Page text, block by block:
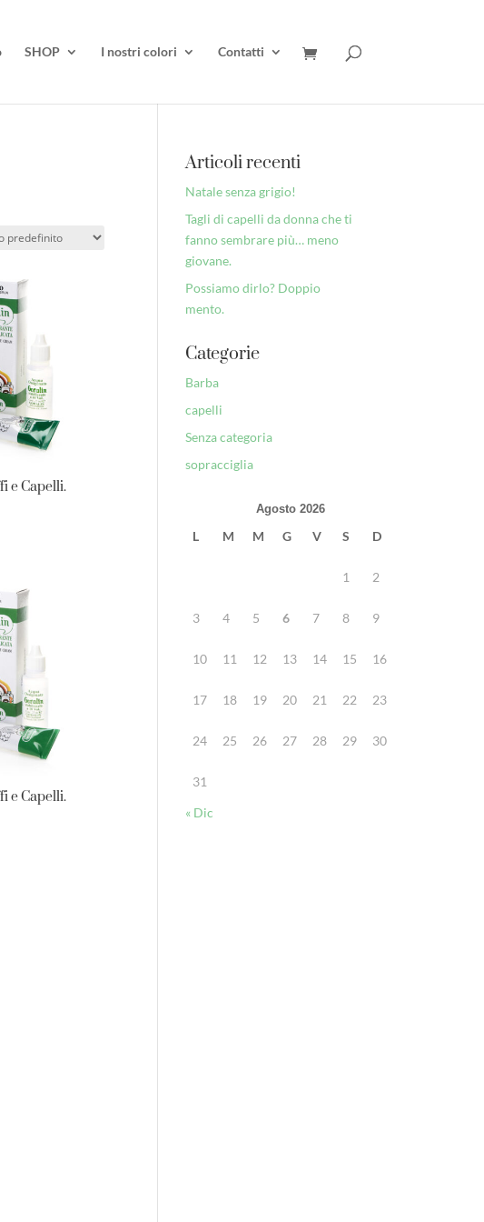
SHOP I nostri colori Contatti
e Capelli.
e Capelli.
Articoli recenti
Natale senza grigio!
Tagli di capelli da donna che ti
fanno sembrare più… meno
giovane.
Possiamo dirlo? Doppio
mento.
Categorie
Barba
capelli
Senza categoria
sopracciglia
Agosto 2026
L M M G V S D
1 2
3 4 5 6 7 8 9
10 11 12 13 14 15 16
17 18 19 20 21 22 23
24 25 26 27 28 29 30
31
« Dic